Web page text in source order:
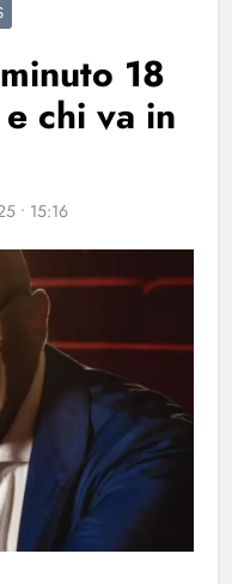
18
chi va in
• 15:16